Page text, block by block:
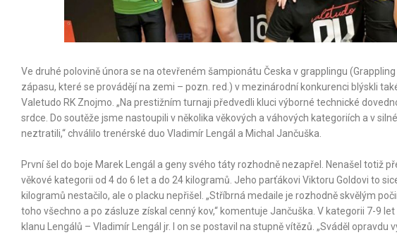
Ve druhé polovině února se na otevřeném šampionátu Česka v grapplingu
zápasu, které se provádějí na zemi – pozn. red.) v mezinárodní konkurenci blýskli
Valetudo RK Znojmo. „Na prestižním turnaji předvedli kluci výborné technické
srdce. Do soutěže jsme nastoupili v několika věkových a váhových kategoriích a v
neztratili,“ chválilo trenérské duo Vladimír Lengál a Michal Jančuška.
První šel do boje Marek Lengál a geny svého táty rozhodně nezapřel. Nenašel totiž
věkové kategorii od 4 do 6 let a do 24 kilogramů. Jeho parťákovi Viktoru Goldovi to
kilogramů nestačilo, ale o placku nepřišel. „Stříbrná medaile je rozhodně skvělým
toho všechno a po zásluze získal cenný kov,“ komentuje Jančuška. V kategorii 7-9
klanu Lengálů – Vladimír Lengál jr. I on se postavil na stupně vítězů. „Sváděl opravdu